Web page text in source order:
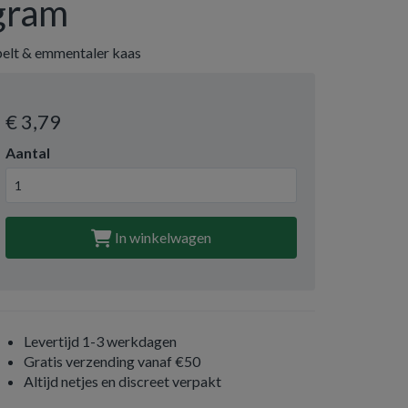
& emmentaler kaas
€ 3,79
Aantal
In winkelwagen
Levertijd 1-3 werkdagen
Gratis verzending vanaf €50
Altijd netjes en discreet verpakt